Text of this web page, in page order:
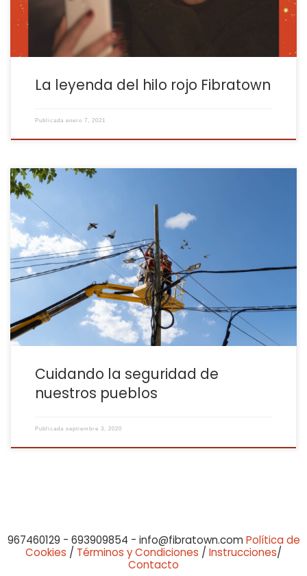
La leyenda del hilo rojo Fibratown
Publicada enero 7, 2021
Nuestros técnicos han estado arreglando durante más de dos
semanas cruces aéreos de cables en Casas-Ibáñez y en
Alborea. Para seleccionar cuáles eran necesarios, los técnicos
han revisado los aéreos uno por uno recorriendo las calles. No
solo se han arreglado los de nuestra empresa sino que también
hemos arreglado […]
Cuidando la seguridad de
nuestros pueblos
Publicada septiembre 3, 2020
967460129 - 693909854 - info@fibratown.com Política de
Cookies / Términos y Condiciones / Instrucciones/
Contacto